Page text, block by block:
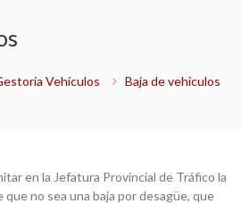
Vehículos Baja de vehículos
en la Jefatura Provincial de Tráfico la
que no sea una baja por desagüe, que